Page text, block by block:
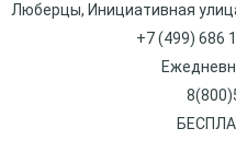
Люберцы, Инициативная
+7 (499) 686